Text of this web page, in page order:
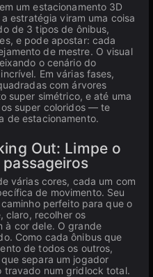
um estacionamento 3D
estratégia viram uma coisa
de 3 tipos de ônibus,
e pode apostar: cada
de mestre. O visual
o cenário do
Em várias fases,
com árvores
super simétrico, e até uma
super coloridos — te
de estacionamento.
Out: Limpe o
várias cores, cada um com
de movimento. Seu
perfeito para que o
claro, recolher os
à cor dele. O grande
Como cada ônibus que
de todos os outros,
separa um jogador
travado num gridlock total.